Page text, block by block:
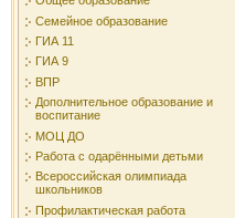
Семейное образование
ГИА 11
ГИА 9
ВПР
Дополнительное образование и
воспитание
МОЦ ДО
Работа с одарёнными детьми
Всероссийская олимпиада
школьников
Профилактическая работа